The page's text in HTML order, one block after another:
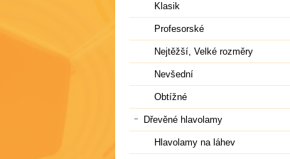
Klasik
Profesorské
Nejtěžší, Velké rozměry
Nevšední
Obtížné
Dřevěné hlavolamy
Hlavolamy na láhev